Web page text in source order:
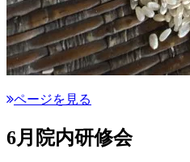
ページを見る
6月院内研修会